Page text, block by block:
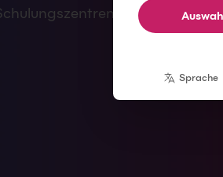
Essen sowie
Sprache